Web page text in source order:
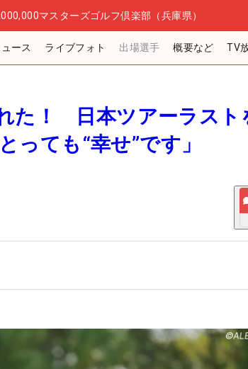
マスターズゴルフ倶楽部（兵庫県）
ース ライブフォト 出場選手 概要など TV
た！ 日本ツアーラスト
っても“幸せ”です」